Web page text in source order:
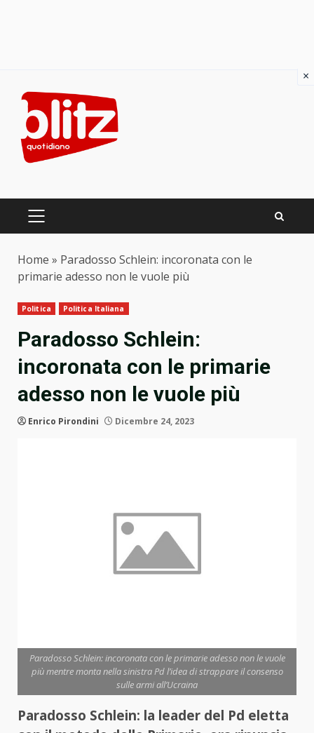
content
PRIMARY
Home » Paradosso Schlein: incoronata con le
primarie adesso non le vuole più
Politica Politica Italiana
Paradosso Schlein:
incoronata con le primarie
adesso non le vuole più
Enrico Pirondini Dicembre 24, 2023
Paradosso Schlein: incoronata con le primarie adesso non le vuole
più mentre monta nella sinistra Pd l’idea di strappare il consenso
sulle armi all’Ucraina
Paradosso Schlein: la leader del Pd eletta
×